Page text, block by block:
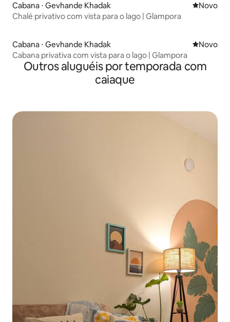
Cabana ⋅ Gevhande Khadak Novo
Novo
Chalé privativo com vista para o lago | Glampora
Cabana ⋅ Gevhande Khadak Novo
Novo
Cabana privativa com vista para o lago | Glampora
Outros aluguéis por temporada com
caiaque